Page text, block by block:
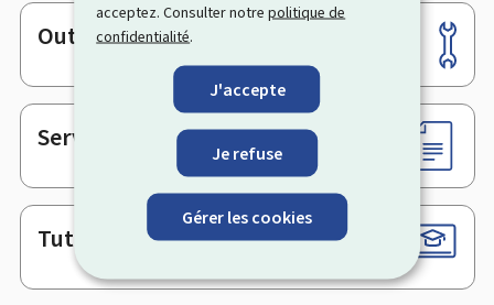
acceptez. Consulter notrepolitique de
confidentialité.
J'accepte
Je refuse
Gérer les cookies
Pied
de
page
Outils
Services en ligne & Formulaires
Tutoriels